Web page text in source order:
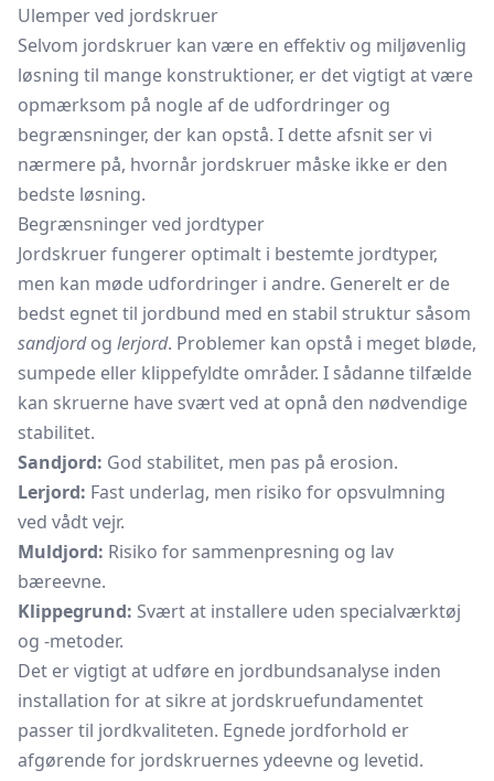
Ulemper ved jordskruer
Selvom jordskruer kan være en effektiv og miljøvenlig
løsning til mange konstruktioner, er det vigtigt at være
opmærksom på nogle af de udfordringer og
begrænsninger, der kan opstå. I dette afsnit ser vi
nærmere på, hvornår jordskruer måske ikke er den
bedste løsning.
Begrænsninger ved jordtyper
Jordskruer fungerer optimalt i bestemte jordtyper,
men kan møde udfordringer i andre. Generelt er de
bedst egnet til jordbund med en stabil struktur såsom
sandjordog lerjord. Problemer kan opstå i meget bløde,
sumpede eller klippefyldte områder. I sådanne tilfælde
kan skruerne have svært ved at opnå den nødvendige
stabilitet.
Sandjord: God stabilitet, men pas på erosion.
Lerjord: Fast underlag, men risiko for opsvulmning
ved vådt vejr.
Muldjord: Risiko for sammenpresning og lav
bæreevne.
Klippegrund: Svært at installere uden specialværktøj
og -metoder.
Det er vigtigt at udføre en jordbundsanalyse inden
installation for at sikre at jordskruefundamentet
passer til jordkvaliteten. Egnede jordforhold er
afgørende for jordskruernes ydeevne og levetid.